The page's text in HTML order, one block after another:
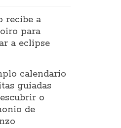
recibe a
para
a eclipse
calendario
guiadas
o
de